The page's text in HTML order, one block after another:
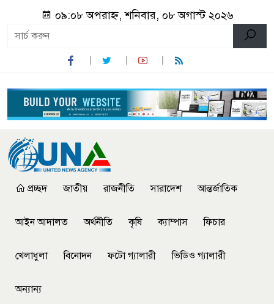
০৯:০৮ অপরাহ্ন, শনিবার, ০৮ অগাস্ট ২০২৬
প্রচ্ছদ জাতীয় রাজনীতি সারাদেশ আন্তর্জাতিক
আইন আদালত অর্থনীতি কৃষি ক্যাম্পাস ফিচার
খেলাধুলা বিনোদন ফটো গ্যালারী ভিডিও গ্যালারী
অন্যান্য